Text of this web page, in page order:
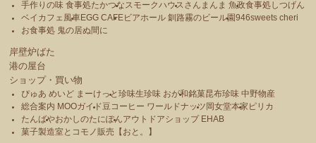
手作りの味 食事処たかつなスモークハウスさんまんま 魚政食事処しつげん
ベイカフェ風車EGG CAFE ビアホール 釧路霧のビール園946sweets cheri
お食事処 鬼の居ぬ間に
岸壁炉ばた
港の屋台
ショップ・買い物
ぴゅあ めいど まーけっと珍味生珍味 おが和銘菓昆布珍味 中野物産
総合案内 MOOガイド豆コーヒー ワールドナッツ 岡女堂本家 ピリカ
たんばやおかしのたにぽんアウトドアショップ EHAB
菓子製造室とコモノ販売【おと。】